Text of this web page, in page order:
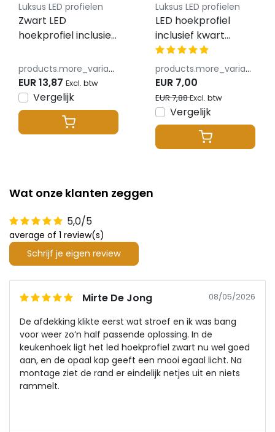
Luksus LED profielen
Zwart LED
hoekprofiel inclusief
klikafdekking 16mm
x 16mm - C10ZWART
products.more_variants_available
EUR 13,87 Excl. btw
Vergelijk
Luksus LED profielen
LED hoekprofiel
inclusief kwart
ronde klikafdekking
16mm x 16mm -
C10ALU
products.more_variants_available
EUR 7,00
EUR 7,88Excl. btw
Vergelijk
Wat onze klanten zeggen
5,0/5
average of 1 review(s)
Schrijf je eigen review
Mirte De Jong 08/05/2026
De afdekking klikte eerst wat stroef en ik was bang
voor weer zo’n half passende oplossing. In de
keukenhoek ligt het led hoekprofiel zwart nu wel goed
aan, en de opaal kap geeft een mooi egaal licht. Na
montage ziet de rand er eindelijk netjes uit en niets
rammelt.